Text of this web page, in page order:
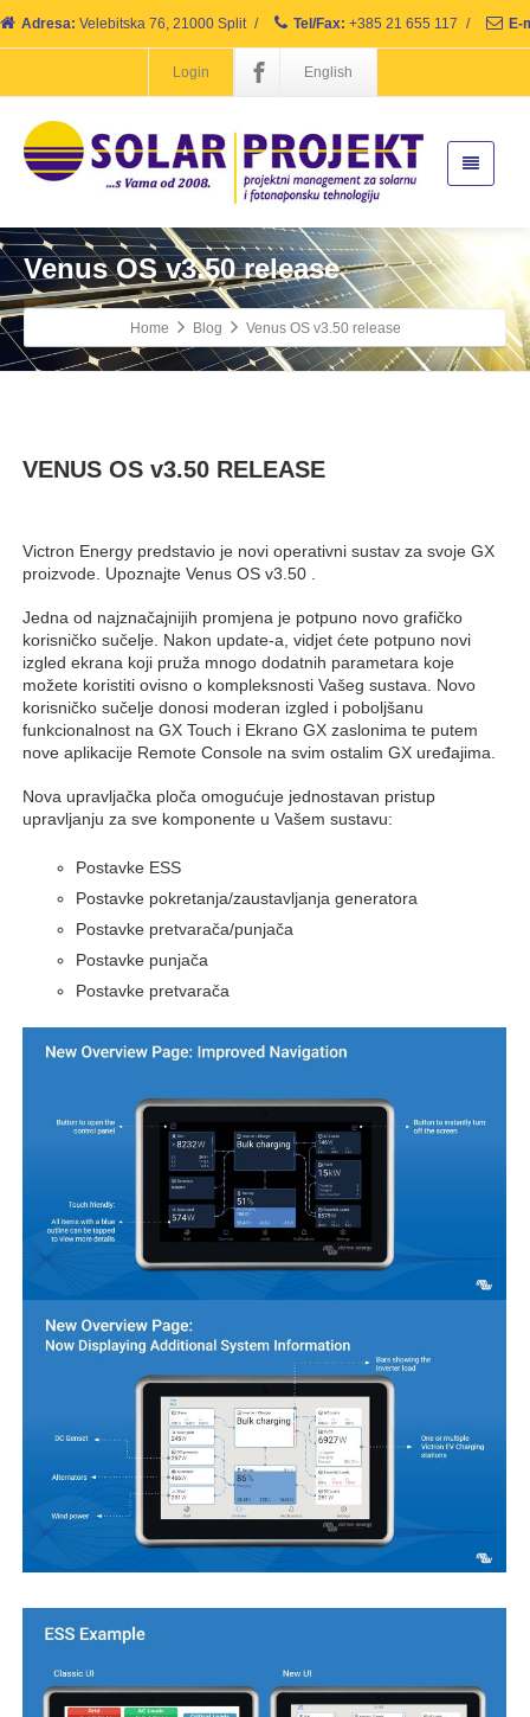
Adresa: Velebitska 76, 21000 Split / Tel/Fax: +385 21 655 117 / E-
Login English
Venus OS v3.50 release
Home Blog Venus OS v3.50 release
VENUS OS v3.50 RELEASE
Victron Energy predstavio je novi operativni sustav za svoje GX
proizvode. Upoznajte Venus OS v3.50 .
Jedna od najznačajnijih promjena je potpuno novo grafičko
korisničko sučelje. Nakon update-a, vidjet ćete potpuno novi
izgled ekrana koji pruža mnogo dodatnih parametara koje
možete koristiti ovisno o kompleksnosti Vašeg sustava. Novo
korisničko sučelje donosi moderan izgled i poboljšanu
funkcionalnost na GX Touch i Ekrano GX zaslonima te putem
nove aplikacije Remote Console na svim ostalim GX uređajima.
Nova upravljačka ploča omogućuje jednostavan pristup
upravljanju za sve komponente u Vašem sustavu:
Postavke ESS
Postavke pokretanja/zaustavljanja generatora
Postavke pretvarača/punjača
Postavke punjača
Postavke pretvarača